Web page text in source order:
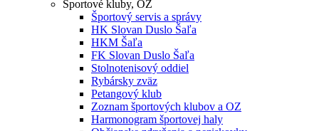
Športové kluby, OZ
Športový servis a správy
HK Slovan Duslo Šaľa
HKM Šaľa
FK Slovan Duslo Šaľa
Stolnotenisový oddiel
Rybársky zväz
Petangový klub
Zoznam športových klubov a OZ
Harmonogram športovej haly